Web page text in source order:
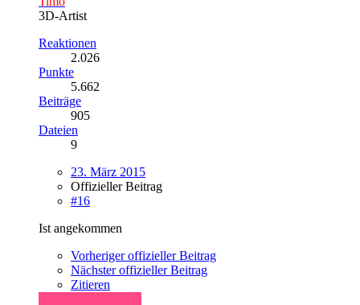
3D-Artist
Reaktionen
2.026
Punkte
5.662
Beiträge
905
Dateien
9
23. März 2015
Offizieller Beitrag
#16
Ist angekommen
Vorheriger offizieller Beitrag
Nächster offizieller Beitrag
Zitieren